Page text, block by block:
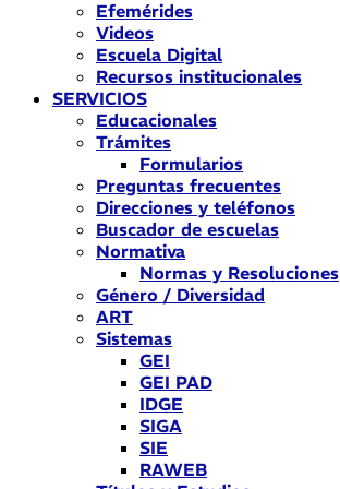
Efemérides
Videos
Escuela Digital
Recursos institucionales
SERVICIOS
Educacionales
Trámites
Formularios
Preguntas frecuentes
Direcciones y teléfonos
Buscador de escuelas
Normativa
Normas y Resoluciones
Género / Diversidad
ART
Sistemas
GEI
GEI PAD
IDGE
SIGA
SIE
RAWEB